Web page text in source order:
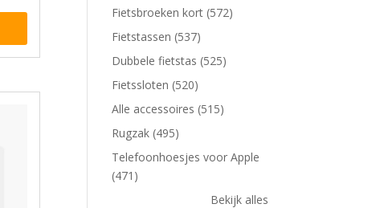
Fietsbroeken kort (572)
Fietstassen (537)
Dubbele fietstas (525)
Fietssloten (520)
Alle accessoires (515)
Rugzak (495)
Telefoonhoesjes voor Apple
(471)
Bekijk alles